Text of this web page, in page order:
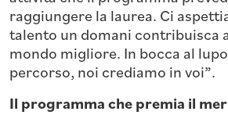
raggiungere la laurea. Ci
talento un domani contribuisca
mondo migliore. In bocca al
percorso, noi crediamo in voi”.
Il programma che premia il